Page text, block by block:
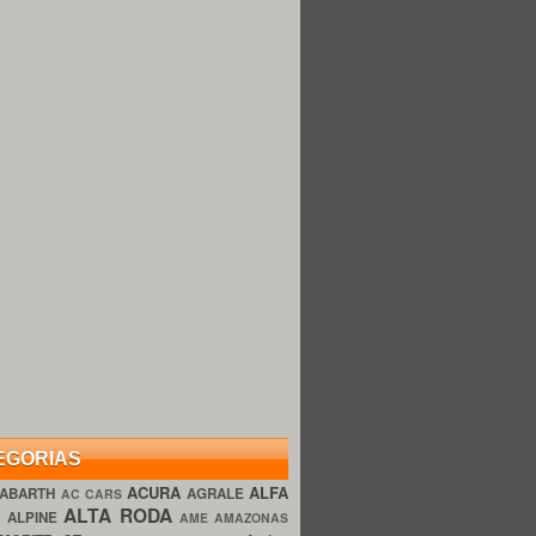
ABARTH AC CARS ACURA AGRALE ALFA
ALPINEALTA RODA AME AMAZONAS